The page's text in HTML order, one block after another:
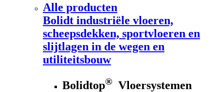
Alle producten
Bolidt industriële vloeren,
scheepsdekken, sportvloeren en
slijtlagen in de wegen en
utiliteitsbouw
Bolidtop® Vloersystemen